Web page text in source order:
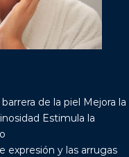
de la piel Mejora la
Estimula la
expresión y las arrugas